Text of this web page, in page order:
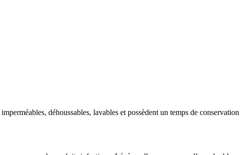
déhoussables, lavables et possèdent un temps de conservation